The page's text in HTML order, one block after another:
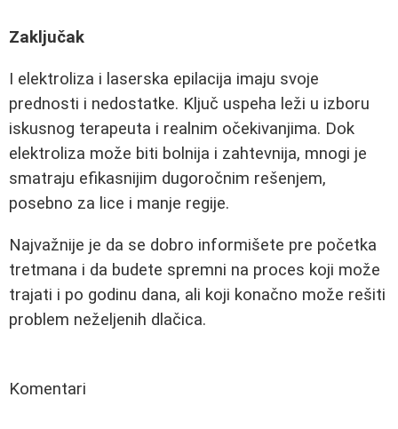
Zaključak
I elektroliza i laserska epilacija imaju svoje
prednosti i nedostatke. Ključ uspeha leži u izboru
iskusnog terapeuta i realnim očekivanjima. Dok
elektroliza može biti bolnija i zahtevnija, mnogi je
smatraju efikasnijim dugoročnim rešenjem,
posebno za lice i manje regije.
Najvažnije je da se dobro informišete pre početka
tretmana i da budete spremni na proces koji može
trajati i po godinu dana, ali koji konačno može rešiti
problem neželjenih dlačica.
Komentari